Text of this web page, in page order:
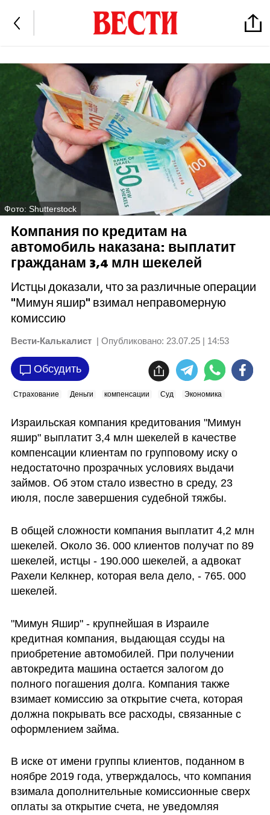
Фото: Shutterstock
Компания по кредитам на
автомобиль наказана: выплатит
гражданам 3,4 млн шекелей
Истцы доказали, что за различные операции
"Мимун яшир" взимал неправомерную
комиссию
Вести-Калькалист | Опубликовано: 23.07.25 | 14:53
Обсудить
Страхование Деньги компенсации Суд Экономика
Израильская компания кредитования "Мимун
яшир" выплатит 3,4 млн шекелей в качестве
компенсации клиентам по групповому иску о
недостаточно прозрачных условиях выдачи
займов. Об этом стало известно в среду, 23
июля, после завершения судебной тяжбы.
В общей сложности компания выплатит 4,2 млн
шекелей. Около 36. 000 клиентов получат по 89
шекелей, истцы - 190.000 шекелей, а адвокат
Рахели Келкнер, которая вела дело, - 765. 000
шекелей.
"Мимун Яшир" - крупнейшая в Израиле
кредитная компания, выдающая ссуды на
приобретение автомобилей. При получении
автокредита машина остается залогом до
полного погашения долга. Компания также
взимает комиссию за открытие счета, которая
должна покрывать все расходы, связанные с
оформлением займа.
В иске от имени группы клиентов, поданном в
ноябре 2019 года, утверждалось, что компания
взимала дополнительные комиссионные сверх
оплаты за открытие счета, не уведомляя